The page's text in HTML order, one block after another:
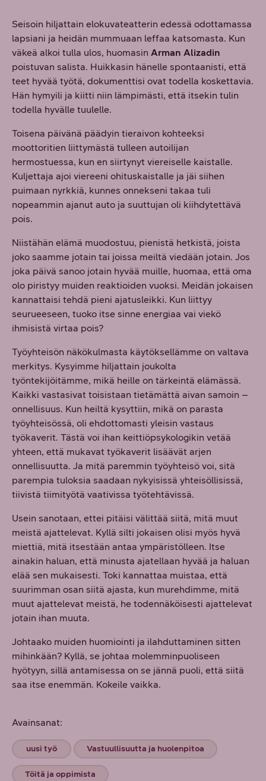
Seisoin hiljattain elokuva­teatterin edessä odottamassa
lapsiani ja heidän mummuaan leffaa katsomasta. Kun
väkeä alkoi tulla ulos, huomasin Arman Alizadin
poistuvan salista. Huikkasin hänelle spontaanisti, että
teet hyvää työtä, dokumenttisi ovat todella koskettavia.
Hän hymyili ja kiitti niin lämpimästi, että itsekin tulin
todella hyvälle tuulelle.
Toisena päivänä päädyin tieraivon kohteeksi
moottoritien liittymästä tulleen autoilijan
hermostuessa, kun en siirtynyt viereiselle kaistalle.
Kuljettaja ajoi viereeni ohituskaistalle ja jäi siihen
puimaan nyrkkiä, kunnes onnekseni takaa tuli
nopeammin ajanut auto ja suuttujan oli kiihdytettävä
pois.
Niistähän elämä muodostuu, pienistä hetkistä, joista
joko saamme jotain tai joissa meiltä viedään jotain. Jos
joka päivä sanoo jotain hyvää muille, huomaa, että oma
olo piristyy muiden reaktioiden vuoksi. Meidän jokaisen
kannattaisi tehdä pieni ajatusleikki. Kun liittyy
seurueeseen, tuoko itse sinne energiaa vai viekö
ihmisistä virtaa pois?
Työyhteisön näkökulmasta käytöksellämme on valtava
merkitys. Kysyimme hiljattain joukolta
työntekijöitämme, mikä heille on tärkeintä elämässä.
Kaikki vastasivat toisistaan tietämättä aivan samoin –
onnellisuus. Kun heiltä kysyttiin, mikä on parasta
työyhteisössä, oli ehdottomasti yleisin vastaus
työkaverit. Tästä voi ihan keittiöpsykologikin vetää
yhteen, että mukavat työkaverit lisäävät arjen
onnellisuutta. Ja mitä paremmin työyhteisö voi, sitä
parempia tuloksia saadaan nykyisissä yhteisöllisissä,
tiivistä tiimityötä vaativissa työtehtävissä.
Usein sanotaan, ettei pitäisi välittää siitä, mitä muut
meistä ajattelevat. Kyllä silti jokaisen olisi myös hyvä
miettiä, mitä itsestään antaa ympäristölleen. Itse
ainakin haluan, että minusta ajatellaan hyvää ja haluan
elää sen mukaisesti. Toki kannattaa muistaa, että
suurimman osan siitä ajasta, kun murehdimme, mitä
muut ajattelevat meistä, he todennäköisesti ajattelevat
jotain ihan muuta.
Johtaako muiden huomiointi ja ilahduttaminen sitten
mihinkään? Kyllä, se johtaa molemminpuoliseen
hyötyyn, sillä antamisessa on se jännä puoli, että siitä
saa itse enemmän. Kokeile vaikka.
Avainsanat:
uusi työ Vastuullisuutta ja huolenpitoa
Töitä ja oppimista